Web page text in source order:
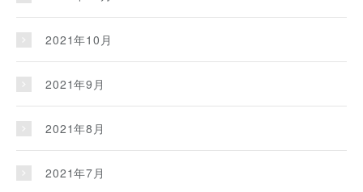
2021年10月
2021年9月
2021年8月
2021年7月